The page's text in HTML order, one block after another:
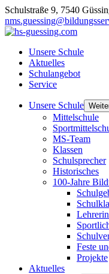
Schulstraße 9, 7540
Unsere Schule
Aktuelles
Schulangebot
Service
Unsere Schule
Mittelschule
MS-Team
Klassen
Schulsprecher
Historisches
100-Jahre
Feste
Projekte
Aktuelles